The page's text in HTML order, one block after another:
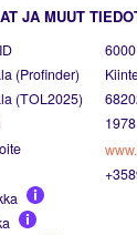
JA MUUT
(Profinder)
(TOL2025)
1978